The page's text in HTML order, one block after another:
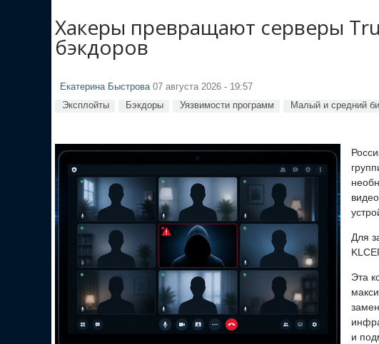
Хакеры превращают серверы
бэкдоров
Екатерина Быстрова 07 августа 2026 - 19:57
Эксплойты Бэкдоры Уязвимости программ Малый и средний
Для
Эта
и